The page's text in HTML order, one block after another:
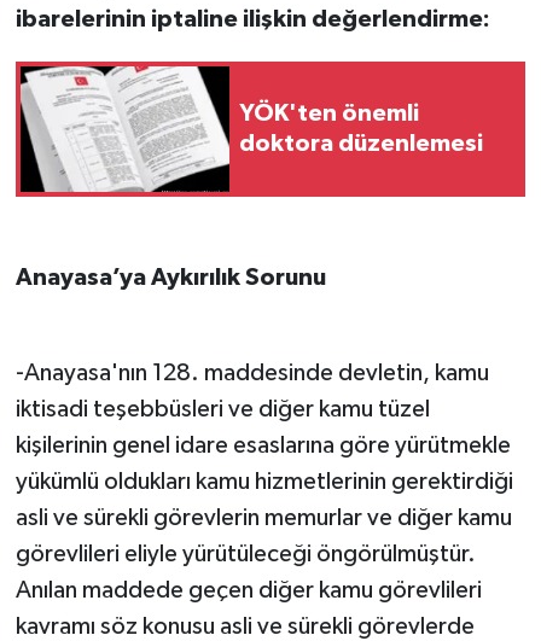
ibarelerinin iptaline ilişkin değerlendirme:
YÖK'ten önemli
doktora düzenlemesi
Anayasa’ya Aykırılık Sorunu
-Anayasa'nın 128. maddesinde devletin, kamu
iktisadi teşebbüsleri ve diğer kamu tüzel
kişilerinin genel idare esaslarına göre yürütmekle
yükümlü oldukları kamu hizmetlerinin gerektirdiği
asli ve sürekli görevlerin memurlar ve diğer kamu
görevlileri eliyle yürütüleceği öngörülmüştür.
Anılan maddede geçen diğer kamu görevlileri
kavramı söz konusu asli ve sürekli görevlerde